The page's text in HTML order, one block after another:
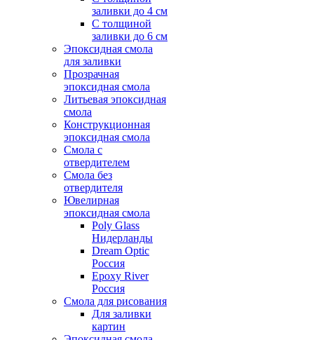
заливки до 4 см
С толщиной
заливки до 6 см
Эпоксидная смола
для заливки
Прозрачная
эпоксидная смола
Литьевая эпоксидная
смола
Конструкционная
эпоксидная смола
Смола с
отвердителем
Смола без
отвердителя
Ювелирная
эпоксидная смола
Poly Glass
Нидерланды
Dream Optic
Россия
Epoxy River
Россия
Смола для рисования
Для заливки
картин